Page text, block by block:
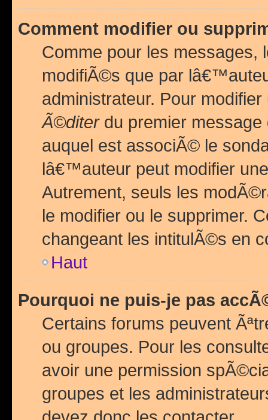
Comment modifier ou
Comme pour les messages,
modifiÃ©s que par
administrateur. Pour
Ã©diterdu premier
auquel est associÃ© le
lâ€™auteur peut modifier
Autrement, seuls les
le modifier ou le supprimer.
changeant les intitulÃ©s en
Haut
Pourquoi ne puis-je pas
Certains forums peuvent
ou groupes. Pour les
avoir une permission
groupes et les